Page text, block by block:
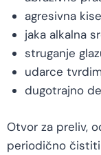
agresivna
jaka alkalna
struganje
udarce
dugotrajno
Otvor za preliv,
periodično